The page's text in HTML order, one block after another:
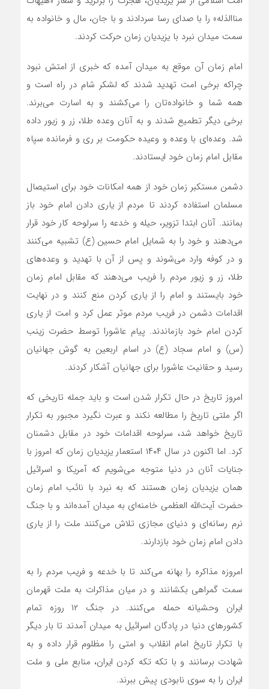
مناالذله» را با صدای رسا سردادند و با جان، مال و خانواده به
سمت میدان نبرد با یزیدیان زمان حرکت کردند.
امام زمان آن موقع به میدان آمده که خبری از امتش نبود
چراکه برخی امت تهدید شدند که لشکر شام در راه است و
همه شما و خانواده‌تان را می‌کشند و به اسارت می‌برند.
برخی دیگر تطمیع شدند و به آنان وعده طلا، زر و زیور داده
شد. وعده‌ای با وعده و وعیده حکومت بر ری و فرمانده سپاه
مقابل امام زمان خود ایستادند.
دشمن مستکبر زمان خود از همه امکانات خود برای استیصال
مسلمان استفاده کردند تا مردم از یاری دادن امام خود باز
بمانند. آنان ابتدا تزویر، حیله و خدعه را سرلوحه کار خود قرار
می‌دهند و خود را به شمایل امام حسین (ع) تشبیه می‌کنند
و در کوفه وارد می‌شوند و پس از آن با تهدید و وعده‌های
طلا، زر و زیور مردم را فریب می‌دهند که مقابل امام زمان
خود بایستند و امام را از یاری کردن منع کنند و در نهایت
اقدامات دشمن در فریب مردم موثر عمل کرد و امت از یاری
کردن امام خود بازماندند. پیام عاشورا توسط حضرت زینب
(س) و امام سجاد (ع) در اسام اربعین به گوش جهانیان
رسید و حقانیت عاشورا برای جهانیان آشکار کردند.
امروز تاریخ در حال تکرار شدن است و باید جمله تاریخی که
اگر ملتی تاریخ را مطالعه نکند و عبرت نگیرد مجبور به تکرار
تاریخ خواهد شد، سرلوحه اقدامات خود در مقابل دشمنان
کرد. اما اکنون در سال ۱۴۰۴ استعمار یزیدیان زمان که امروز با
جنایات آنان در دنیا متوجه می‌شویم که آمریکا و اسرائیل
همان یزیدیان زمان هستند که به نبرد با نائب امام زمان
حضرت آیت‌الله العظمی خامنه‌ای به میدان آمده‌اند و با جنگ
نرم رسانه‌ای و دنیای مجازی تلاش می‌کنند ملت را از یاری
دادن امام زمان خود بازدارند.
امروزه مذاکره را بهانه می‌کند تا با خدعه و فریب مردم را به
سمت گمراهی بکشانند و در میان مذاکرات به ملت قهرمان
ایران وحشیانه حمله می‌کنند. در جنگ ۱۲ روزه تمام
کشورهای دنیا در پادگان اسرائیل به میدان آمدند تا بار دیگر
با تکرار تاریخ امام انقلاب و امتی را مظلوم قرار داده و به
شهادت برسانند و با تکه تکه کردن ایران، منابع ملی و ملت
ایران را به سوی نابودی پیش ببرند.